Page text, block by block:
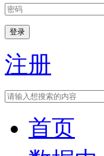
登录
注册
首页